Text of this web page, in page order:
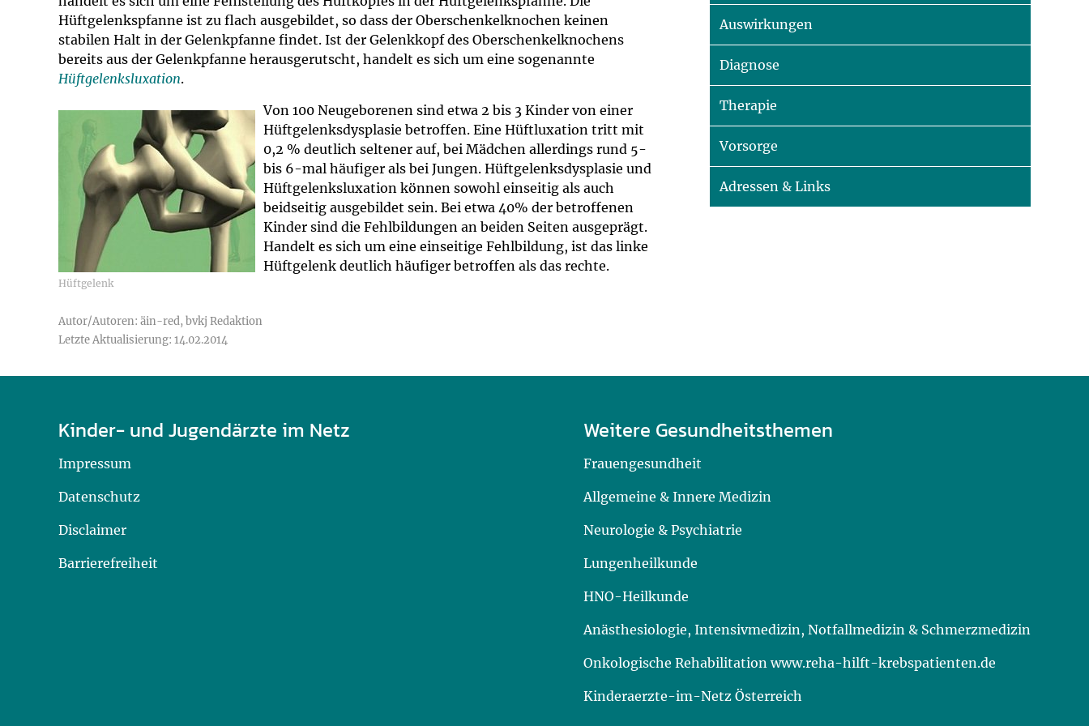
Impfsicherheit
Häufige Fragen
Recht auf Impfung
Vorsorge- und Impferinnerung
Notdienste
Empfehlungen zum Bildschirmmediengebrauch
Hörlexikon
Material zu den Vorsorgen
Entwicklungskalender
Broschüren und Informationsflyer
U0-Vorsorge
Hüftgelenkspfanne ist zu flach ausgebildet, so dass der Oberschenkelknochen keinen
stabilen Halt in der Gelenkpfanne findet. Ist der Gelenkkopf des Oberschenkelknochens
bereits aus der Gelenkpfanne herausgerutscht, handelt es sich um eine sogenannte
Hüftgelenksluxation.
Hüftgelenk
Von 100 Neugeborenen sind etwa 2 bis 3 Kinder von einer
Hüftgelenksdysplasie betroffen. Eine Hüftluxation tritt mit
0,2 % deutlich seltener auf, bei Mädchen allerdings rund 5-
bis 6-mal häufiger als bei Jungen. Hüftgelenksdysplasie und
Hüftgelenksluxation können sowohl einseitig als auch
beidseitig ausgebildet sein. Bei etwa 40% der betroffenen
Kinder sind die Fehlbildungen an beiden Seiten ausgeprägt.
Handelt es sich um eine einseitige Fehlbildung, ist das linke
Hüftgelenk deutlich häufiger betroffen als das rechte.
Autor/Autoren: äin-red, bvkj Redaktion
Letzte Aktualisierung: 14.02.2014
Auswirkungen
Diagnose
Therapie
Vorsorge
Adressen & Links
Kinder- und Jugendärzte im Netz
Impressum
Datenschutz
Disclaimer
Barrierefreiheit
Weitere Gesundheitsthemen
Frauengesundheit
Allgemeine & Innere Medizin
Neurologie & Psychiatrie
Lungenheilkunde
HNO-Heilkunde
Anästhesiologie, Intensivmedizin, Notfallmedizin & Schmerzmedizin
Onkologische Rehabilitation www.reha-hilft-krebspatienten.de
Kinderaerzte-im-Netz Österreich